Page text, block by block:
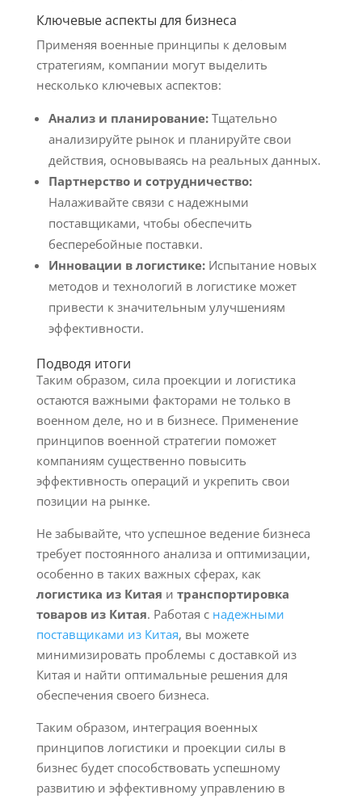
Ключевые аспекты для бизнеса
Применяя военные принципы к деловым
стратегиям, компании могут выделить
несколько ключевых аспектов:
Анализ и планирование:Тщательно
анализируйте рынок и планируйте свои
действия, основываясь на реальных данных.
Партнерство и сотрудничество:
Налаживайте связи с надежными
поставщиками, чтобы обеспечить
бесперебойные поставки.
Инновации в логистике:Испытание новых
методов и технологий в логистике может
привести к значительным улучшениям
эффективности.
Подводя итоги
Таким образом, сила проекции и логистика
остаются важными факторами не только в
военном деле, но и в бизнесе. Применение
принципов военной стратегии поможет
компаниям существенно повысить
эффективность операций и укрепить свои
позиции на рынке.
Не забывайте, что успешное ведение бизнеса
требует постоянного анализа и оптимизации,
особенно в таких важных сферах, как
логистика из Китая и транспортировка
товаров из Китая. Работая с надежными
поставщиками из Китая, вы можете
минимизировать проблемы с доставкой из
Китая и найти оптимальные решения для
обеспечения своего бизнеса.
Таким образом, интеграция военных
принципов логистики и проекции силы в
бизнес будет способствовать успешному
развитию и эффективному управлению в